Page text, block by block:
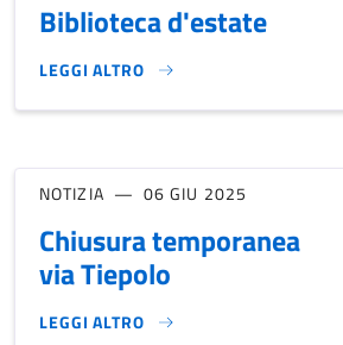
Biblioteca d'estate
LEGGI ALTRO
BIBLIOTECA D'ESTATE}
NOTIZIA 06 GIU 2025
Chiusura temporanea
via Tiepolo
LEGGI ALTRO
CHIUSURA TEMPORANEA VIA TIEPOLO}